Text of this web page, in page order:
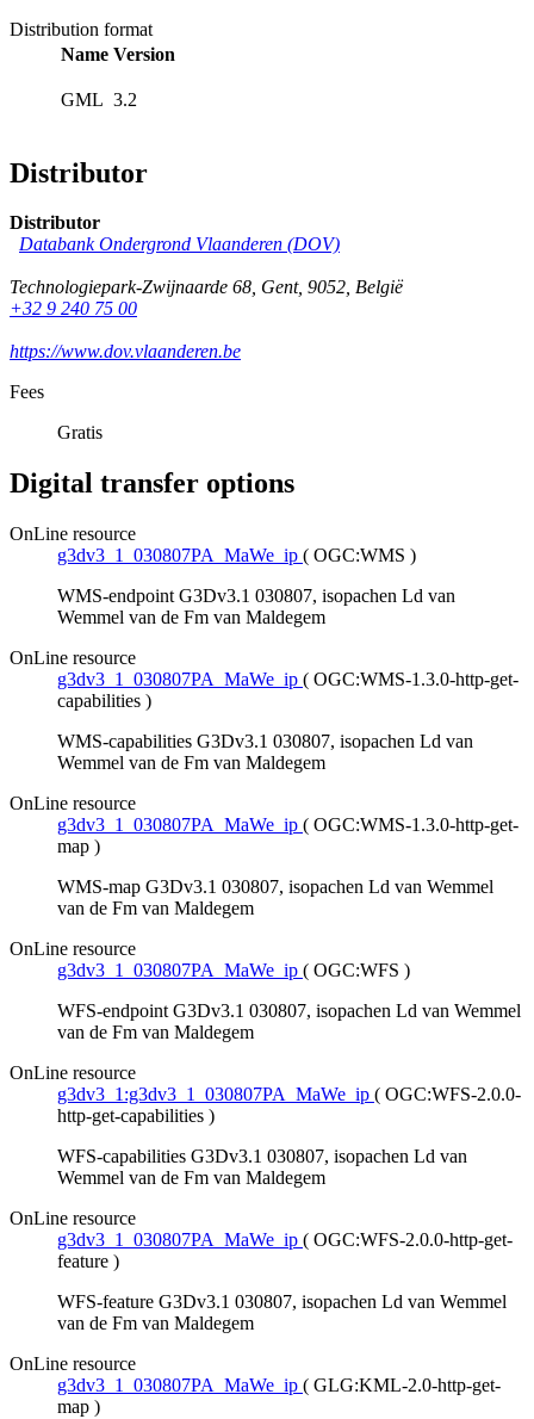
Distribution format
Name Version
GML 3.2
Distributor
Distributor
Databank Ondergrond Vlaanderen (DOV)
Technologiepark-Zwijnaarde 68, Gent, 9052, België
+32 9 240 75 00
https://www.dov.vlaanderen.be
Fees
Gratis
Digital transfer options
OnLine resource
g3dv3_1_030807PA_MaWe_ip ( OGC:WMS )
WMS-endpoint G3Dv3.1 030807, isopachen Ld van
Wemmel van de Fm van Maldegem
OnLine resource
g3dv3_1_030807PA_MaWe_ip ( OGC:WMS-1.3.0-http-get-
capabilities )
WMS-capabilities G3Dv3.1 030807, isopachen Ld van
Wemmel van de Fm van Maldegem
OnLine resource
g3dv3_1_030807PA_MaWe_ip ( OGC:WMS-1.3.0-http-get-
map )
WMS-map G3Dv3.1 030807, isopachen Ld van Wemmel
van de Fm van Maldegem
OnLine resource
g3dv3_1_030807PA_MaWe_ip ( OGC:WFS )
WFS-endpoint G3Dv3.1 030807, isopachen Ld van Wemmel
van de Fm van Maldegem
OnLine resource
g3dv3_1:g3dv3_1_030807PA_MaWe_ip ( OGC:WFS-2.0.0-
http-get-capabilities )
WFS-capabilities G3Dv3.1 030807, isopachen Ld van
Wemmel van de Fm van Maldegem
OnLine resource
g3dv3_1_030807PA_MaWe_ip ( OGC:WFS-2.0.0-http-get-
feature )
WFS-feature G3Dv3.1 030807, isopachen Ld van Wemmel
van de Fm van Maldegem
OnLine resource
g3dv3_1_030807PA_MaWe_ip ( GLG:KML-2.0-http-get-
map )